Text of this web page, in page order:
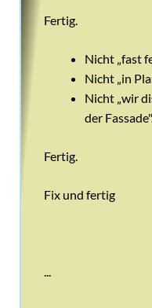
Fertig.
Nicht „fast
Nicht „in
Nicht „wir
der
Fertig.
Fix und fertig
...